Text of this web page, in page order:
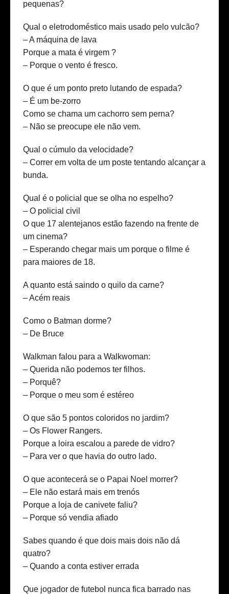
pequenas?
Qual o eletrodoméstico mais usado pelo vulcão?
– A máquina de lava
Porque a mata é virgem ?
– Porque o vento é fresco.
O que é um ponto preto lutando de espada?
– É um be-zorro
Como se chama um cachorro sem perna?
– Não se preocupe ele não vem.
Qual o cúmulo da velocidade?
– Correr em volta de um poste tentando alcançar a
bunda.
Qual é o policial que se olha no espelho?
– O policial civil
O que 17 alentejanos estão fazendo na frente de
um cinema?
– Esperando chegar mais um porque o filme é
para maiores de 18.
A quanto está saindo o quilo da carne?
– Acém reais
Como o Batman dorme?
– De Bruce
Walkman falou para a Walkwoman:
– Querida não podemos ter filhos.
– Porquê?
– Porque o meu som é estéreo
O que são 5 pontos coloridos no jardim?
– Os Flower Rangers.
Porque a loira escalou a parede de vidro?
– Para ver o que havia do outro lado.
O que acontecerá se o Papai Noel morrer?
– Ele não estará mais em trenós
Porque a loja de canivete faliu?
– Porque só vendia afiado
Sabes quando é que dois mais dois não dá
quatro?
– Quando a conta estiver errada
Que jogador de futebol nunca fica barrado nas